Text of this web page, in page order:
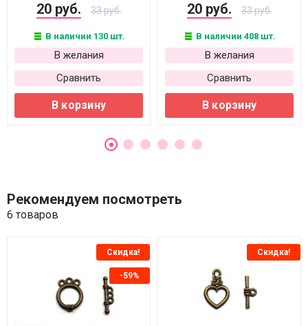
20 руб. 33 руб.
В наличии 130 шт.
В желания
Сравнить
В корзину
20 руб. 33 руб.
В наличии 408 шт.
В желания
Сравнить
В корзину
Рекомендуем посмотреть
6 товаров
Скидка!
-59%
Скидка!